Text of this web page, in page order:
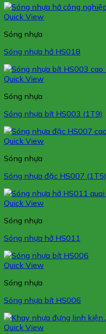
Quick View
Sóng nhựa
Sóng nhựa hở HS018
Quick View
Sóng nhựa
Sóng nhựa bít HS003 (1T9)
Quick View
Sóng nhựa
Sóng nhựa đặc HS007 (1T5)
Quick View
Sóng nhựa
Sóng nhựa hở HS011
Quick View
Sóng nhựa
Sóng nhựa bít HS006
Quick View